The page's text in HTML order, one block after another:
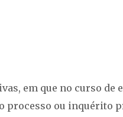
em que no curso de
processo ou inquérito